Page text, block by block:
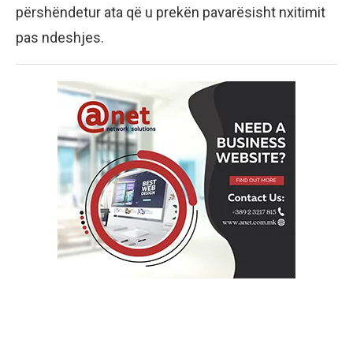
përshëndetur ata që u prekën pavarësisht nxitimit
pas ndeshjes.